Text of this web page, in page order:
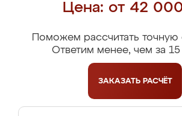
Цена: от 42
Поможем рассчитать точную
Ответим менее, чем за 15
ЗАКАЗАТЬ РАСЧЁТ